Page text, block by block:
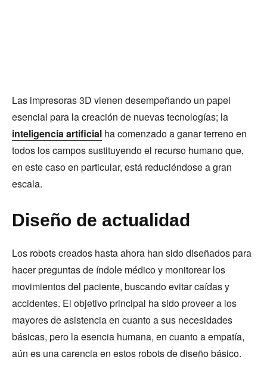
Las impresoras 3D vienen desempeñando un papel
esencial para la creación de nuevas tecnologías; la
inteligencia artificial ha comenzado a ganar terreno en
todos los campos sustituyendo el recurso humano que,
en este caso en particular, está reduciéndose a gran
escala.
Diseño de actualidad
Los robots creados hasta ahora han sido diseñados para
hacer preguntas de índole médico y monitorear los
movimientos del paciente, buscando evitar caídas y
accidentes. El objetivo principal ha sido proveer a los
mayores de asistencia en cuanto a sus necesidades
básicas, pero la esencia humana, en cuanto a empatía,
aún es una carencia en estos robots de diseño básico.